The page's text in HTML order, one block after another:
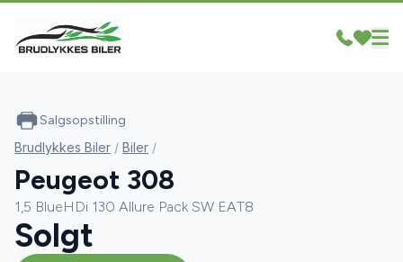
Salgsopstilling
Brudlykkes Biler / Biler /
Peugeot 308
1,5 BlueHDi 130 Allure Pack SW EAT8
Solgt